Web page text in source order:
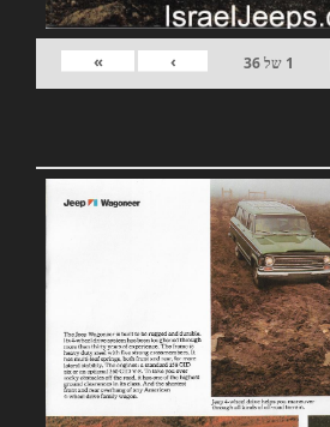
1 של36
›
»